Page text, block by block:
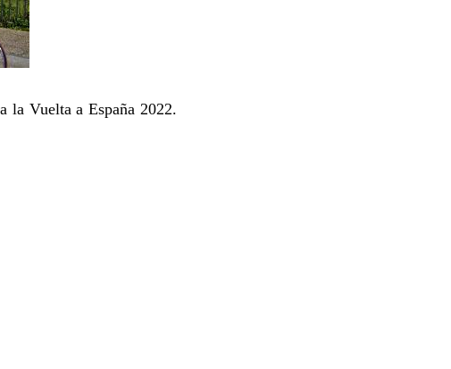
la Vuelta a España 2022.